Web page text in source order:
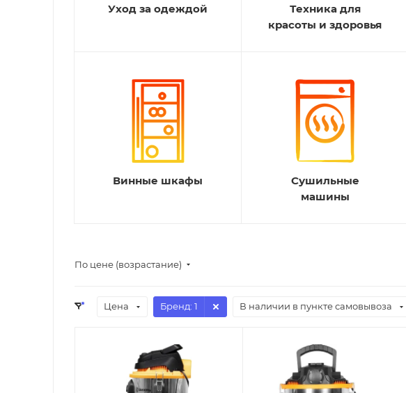
Уход за одеждой
Техника для
красоты и здоровья
Винные шкафы
Сушильные
машины
По цене (возрастание)
Цена Бренд: 1 В наличии в пункте самовывоза
11.08.2026
В наличии в пункте
Отправим
11.08.2026
В наличии в пункте